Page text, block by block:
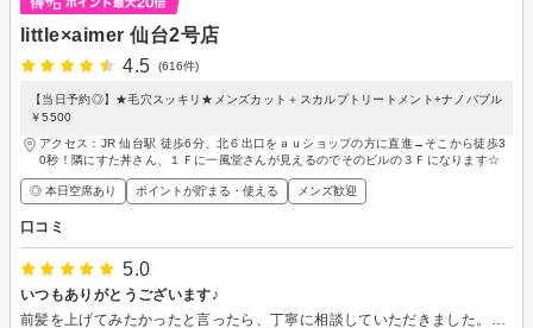
little×aimer 仙台2号店
4.5
(616件)
【当日予約◎】★毛穴スッキリ★メンズカット＋スカルプトリートメント+ナノバブル
￥5500
アクセス：JR 仙台駅 徒歩6分、北６出口をａｕショップの方に直進→そこから徒歩3
0秒！隣にすた丼さん、１Ｆに一風堂さんが見えるのでそのビルの３Ｆになります☆
◎ 本日空席あり ポイントが貯まる・使える メンズ歓迎
口コミ
5.0
いつもありがとうございます♪